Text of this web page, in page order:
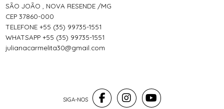
SÃO JOÃO , NOVA RESENDE /MG
CEP 37860-000
TELEFONE +55 (35) 99735-1551
WHATSAPP +55 (35) 99735-1551
julianacarmelita30@gmail.com